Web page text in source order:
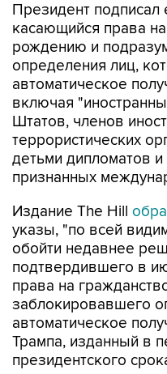
Президент
касающийся права
рождению и
определения лиц,
автоматическое
включая
Штатов, членов
террористических
детьми дипломатов и
признанных
Издание The Hill
указы, "по всей
обойти недавнее
подтвердившего в
права на
заблокировавшего
автоматическое
Трампа, изданный в
президентского